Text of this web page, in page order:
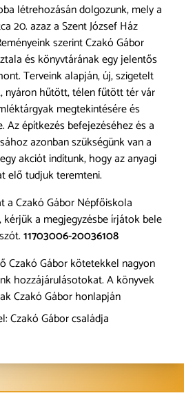
létrehozásán dolgozunk, mely a
20. azaz a Szent József Ház
szerint Czakó Gábor
és könyvtárának egy jelentős
Terveink alapján, új, szigetelt
hűtött, télen fűtött tér vár
megtekintésére és
Az építkezés befejezéséhez és a
azonban szükségünk van a
akciót indítunk, hogy az anyagi
elő tudjuk teremteni.
a Czakó Gábor Népfőiskola
a megjegyzésbe írjátok bele
11703006-20036108
Czakó Gábor kötetekkel nagyon
hozzájárulásotokat. A könyvek
Czakó Gábor honlapján
Czakó Gábor családja